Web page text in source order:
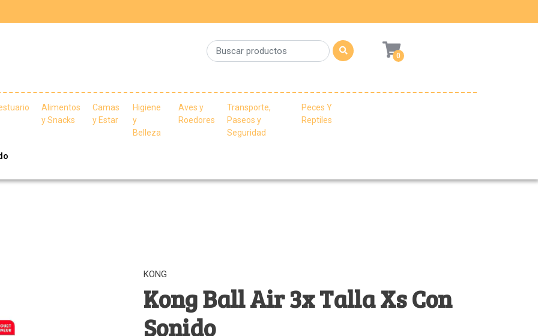
0
Alimentos
y Snacks
Camas
y Estar
Higiene
y
Belleza
Aves y
Roedores
Transporte,
Paseos y
Seguridad
Peces Y
Reptiles
KONG
Kong Ball Air 3x Talla Xs Con
Sonido